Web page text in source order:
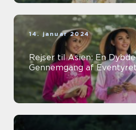
14. januar 2024
Rejser til Asien: En
Gennemgang af Eventyret